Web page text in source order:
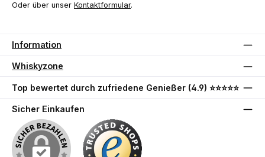
Oder über unser Kontaktformular.
Information
Whiskyzone
Top bewertet durch zufriedene Genießer (4.9) ⭐⭐⭐⭐⭐
Sicher Einkaufen